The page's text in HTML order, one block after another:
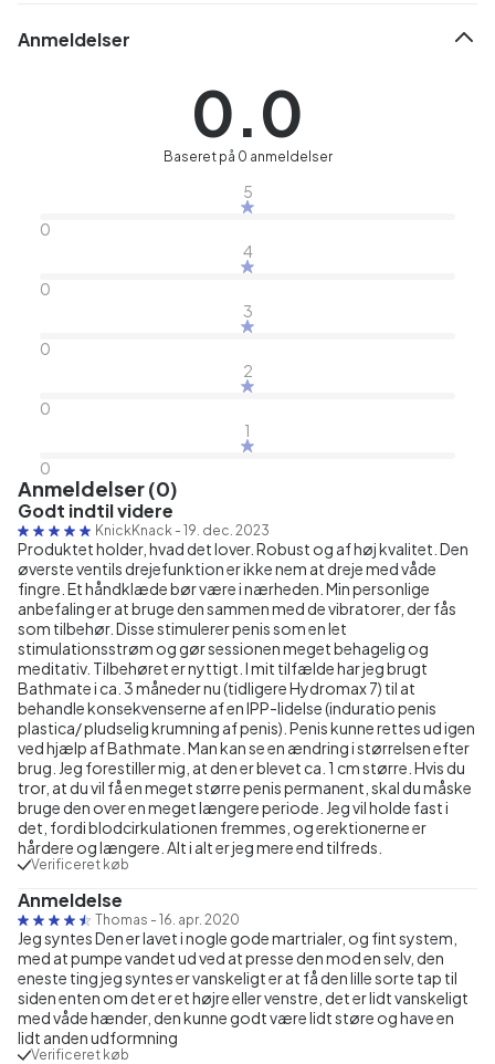
Anmeldelser
0.0
Baseret på 0 anmeldelser
5
0
4
0
3
0
2
0
1
0
Anmeldelser (0)
Godt indtil videre
KnickKnack - 19. dec. 2023
Produktet holder, hvad det lover. Robust og af høj kvalitet. Den
øverste ventils drejefunktion er ikke nem at dreje med våde
fingre. Et håndklæde bør være i nærheden. Min personlige
anbefaling er at bruge den sammen med de vibratorer, der fås
som tilbehør. Disse stimulerer penis som en let
stimulationsstrøm og gør sessionen meget behagelig og
meditativ. Tilbehøret er nyttigt. I mit tilfælde har jeg brugt
Bathmate i ca. 3 måneder nu (tidligere Hydromax 7) til at
behandle konsekvenserne af en IPP-lidelse (induratio penis
plastica/ pludselig krumning af penis). Penis kunne rettes ud igen
ved hjælp af Bathmate. Man kan se en ændring i størrelsen efter
brug. Jeg forestiller mig, at den er blevet ca. 1 cm større. Hvis du
tror, at du vil få en meget større penis permanent, skal du måske
bruge den over en meget længere periode. Jeg vil holde fast i
det, fordi blodcirkulationen fremmes, og erektionerne er
hårdere og længere. Alt i alt er jeg mere end tilfreds.
Verificeret køb
Anmeldelse
Thomas - 16. apr. 2020
Jeg syntes Den er lavet i nogle gode martrialer, og fint system,
med at pumpe vandet ud ved at presse den mod en selv, den
eneste ting jeg syntes er vanskeligt er at få den lille sorte tap til
siden enten om det er et højre eller venstre, det er lidt vanskeligt
med våde hænder, den kunne godt være lidt støre og have en
lidt anden udformning
Verificeret køb